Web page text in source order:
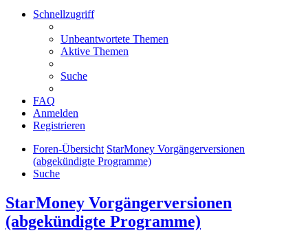
Schnellzugriff
Unbeantwortete Themen
Aktive Themen
Suche
FAQ
Anmelden
Registrieren
Foren-Übersicht StarMoney Vorgängerversionen
(abgekündigte Programme)
Suche
StarMoney Vorgängerversionen
(abgekündigte Programme)